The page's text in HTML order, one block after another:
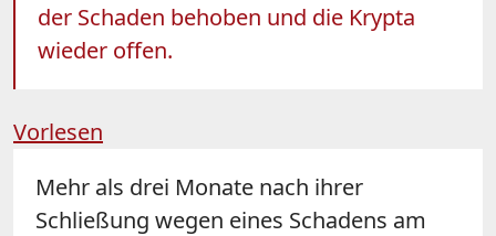
der Schaden behoben und die Krypta
wieder offen.
Vorlesen
Mehr als drei Monate nach ihrer
Schließung wegen eines Schadens am